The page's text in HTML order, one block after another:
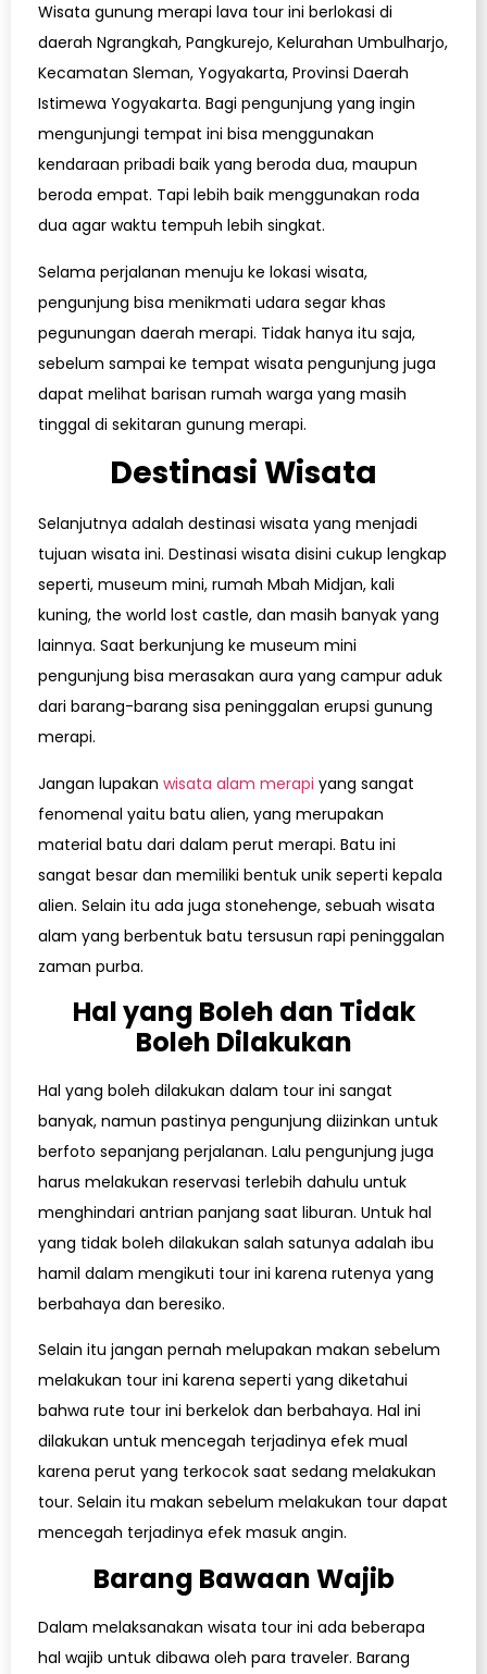
Wisata gunung merapi lava tour ini berlokasi di
daerah Ngrangkah, Pangkurejo, Kelurahan Umbulharjo,
Kecamatan Sleman, Yogyakarta, Provinsi Daerah
Istimewa Yogyakarta. Bagi pengunjung yang ingin
mengunjungi tempat ini bisa menggunakan
kendaraan pribadi baik yang beroda dua, maupun
beroda empat. Tapi lebih baik menggunakan roda
dua agar waktu tempuh lebih singkat.
Selama perjalanan menuju ke lokasi wisata,
pengunjung bisa menikmati udara segar khas
pegunungan daerah merapi. Tidak hanya itu saja,
sebelum sampai ke tempat wisata pengunjung juga
dapat melihat barisan rumah warga yang masih
tinggal di sekitaran gunung merapi.
Destinasi Wisata
Selanjutnya adalah destinasi wisata yang menjadi
tujuan wisata ini. Destinasi wisata disini cukup lengkap
seperti, museum mini, rumah Mbah Midjan, kali
kuning, the world lost castle, dan masih banyak yang
lainnya. Saat berkunjung ke museum mini
pengunjung bisa merasakan aura yang campur aduk
dari barang-barang sisa peninggalan erupsi gunung
merapi.
Jangan lupakan wisata alam merapi yang sangat
fenomenal yaitu batu alien, yang merupakan
material batu dari dalam perut merapi. Batu ini
sangat besar dan memiliki bentuk unik seperti kepala
alien. Selain itu ada juga stonehenge, sebuah wisata
alam yang berbentuk batu tersusun rapi peninggalan
zaman purba.
Hal yang Boleh dan Tidak
Boleh Dilakukan
Hal yang boleh dilakukan dalam tour ini sangat
banyak, namun pastinya pengunjung diizinkan untuk
berfoto sepanjang perjalanan. Lalu pengunjung juga
harus melakukan reservasi terlebih dahulu untuk
menghindari antrian panjang saat liburan. Untuk hal
yang tidak boleh dilakukan salah satunya adalah ibu
hamil dalam mengikuti tour ini karena rutenya yang
berbahaya dan beresiko.
Selain itu jangan pernah melupakan makan sebelum
melakukan tour ini karena seperti yang diketahui
bahwa rute tour ini berkelok dan berbahaya. Hal ini
dilakukan untuk mencegah terjadinya efek mual
karena perut yang terkocok saat sedang melakukan
tour. Selain itu makan sebelum melakukan tour dapat
mencegah terjadinya efek masuk angin.
Barang Bawaan Wajib
Dalam melaksanakan wisata tour ini ada beberapa
hal wajib untuk dibawa oleh para traveler. Barang